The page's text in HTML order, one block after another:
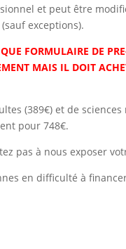
et peut être
exceptions).
FORMULAIRE DE
MAIS IL DOIT
(389€) et de
pour 748€.
pas à nous exposer
en difficulté à